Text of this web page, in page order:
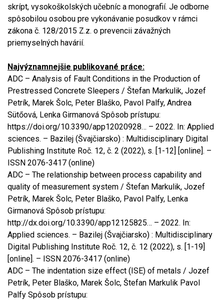
skrípt, vysokoškolských učebníc a monografií. Je odborne
spôsobilou osobou pre vykonávanie posudkov v rámci
zákona č. 128/2015 Z.z. o prevencii závažných
priemyselných havárií.
Najvýznamnejšie publikované práce:
ADC – Analysis of Fault Conditions in the Production of
Prestressed Concrete Sleepers / Štefan Markulik, Jozef
Petrík, Marek Šolc, Peter Blaško, Pavol Palfy, Andrea
Sütőová, Lenka Girmanová Spôsob prístupu:
https://doi.org/10.3390/app12020928… – 2022. In: Applied
sciences. – Bazilej (Švajčiarsko) : Multidisciplinary Digital
Publishing Institute Roč. 12, č. 2 (2022), s. [1-12] [online]. –
ISSN 2076-3417 (online)
ADC – The relationship between process capability and
quality of measurement system / Štefan Markulik, Jozef
Petrík, Marek Šolc, Peter Blaško, Pavol Palfy, Lenka
Girmanová Spôsob prístupu:
http://dx.doi.org/10.3390/app12125825… – 2022. In:
Applied sciences. – Bazilej (Švajčiarsko) : Multidisciplinary
Digital Publishing Institute Roč. 12, č. 12 (2022), s. [1-19]
[online]. – ISSN 2076-3417 (online)
ADC – The indentation size effect (ISE) of metals / Jozef
Petrík, Peter Blaško, Marek Šolc, Štefan Markulik Pavol
Palfy Spôsob prístupu: